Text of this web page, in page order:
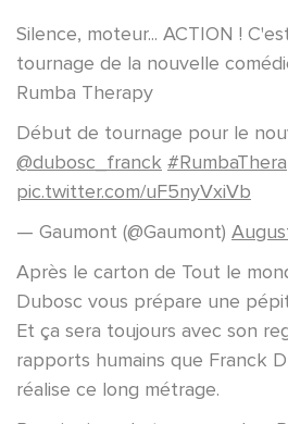
Silence, moteur... ACTION !
tournage de la nouvelle
Rumba Therapy
Début de tournage pour le
@dubosc_franck
pic.twitter.com/uF5nyVxiVb
— Gaumont (@Gaumont)
Après le carton de Tout le
Dubosc vous prépare une
Et ça sera toujours avec son
rapports humains que Franck
réalise ce long métrage.